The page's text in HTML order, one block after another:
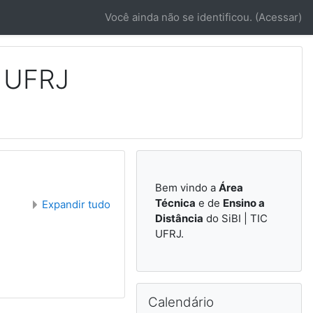
Você ainda não se identificou. (Acessar)
Expandir tudo
Bem vindo aÁrea
Técnica e de Ensino a
Distância do SiBI | TIC
UFRJ.
Calendário